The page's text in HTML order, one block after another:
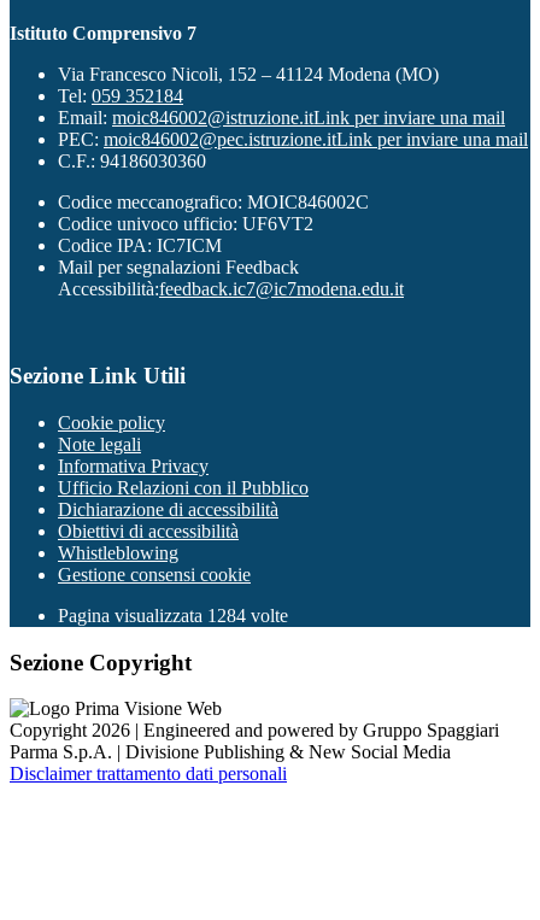
Istituto Comprensivo 7
Via Francesco Nicoli, 152 – 41124 Modena (MO)
Tel: 059 352184
Email: moic846002@istruzione.itLink per inviare una mail
PEC: moic846002@pec.istruzione.itLink per inviare una mail
C.F.: 94186030360
Codice meccanografico: MOIC846002C
Codice univoco ufficio: UF6VT2
Codice IPA: IC7ICM
Mail per segnalazioni Feedback
Accessibilità:feedback.ic7@ic7modena.edu.it
Sezione Link Utili
Cookie policy
Note legali
Informativa Privacy
Ufficio Relazioni con il Pubblico
Dichiarazione di accessibilità
Obiettivi di accessibilità
Whistleblowing
Gestione consensi cookie
Pagina visualizzata 1284 volte
Sezione Copyright
Copyright 2026 | Engineered and powered by Gruppo Spaggiari
Parma S.p.A. | Divisione Publishing & New Social Media
Disclaimer trattamento dati personali